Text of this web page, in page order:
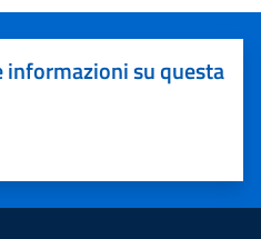
informazioni su questa
su 5
5